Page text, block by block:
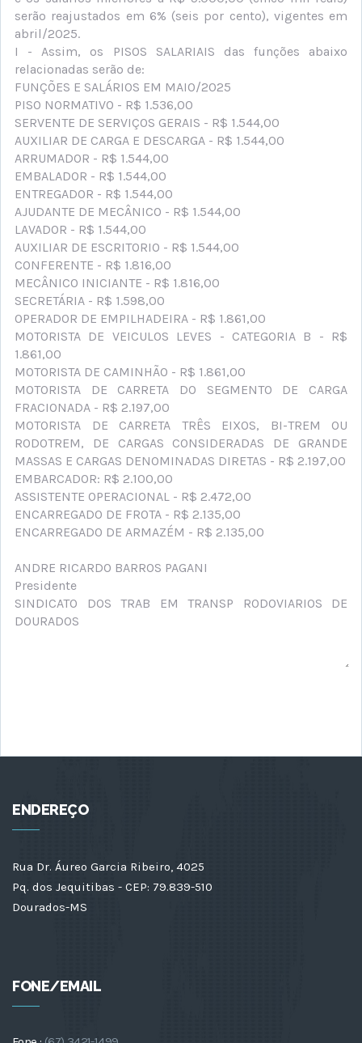
ENDEREÇO
Rua Dr. Áureo Garcia Ribeiro, 4025
Pq. dos Jequitibas - CEP: 79.839-510
Dourados-MS
FONE/EMAIL